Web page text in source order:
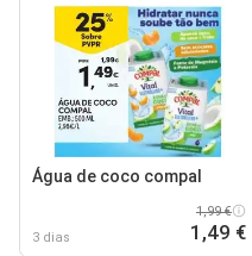
Água de coco compal
3 dias
1,99 €
1,49 €